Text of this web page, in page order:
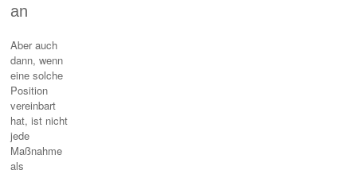
an
Aber auch
dann, wenn
eine solche
Position
vereinbart
hat, ist nicht
jede
Maßnahme
als